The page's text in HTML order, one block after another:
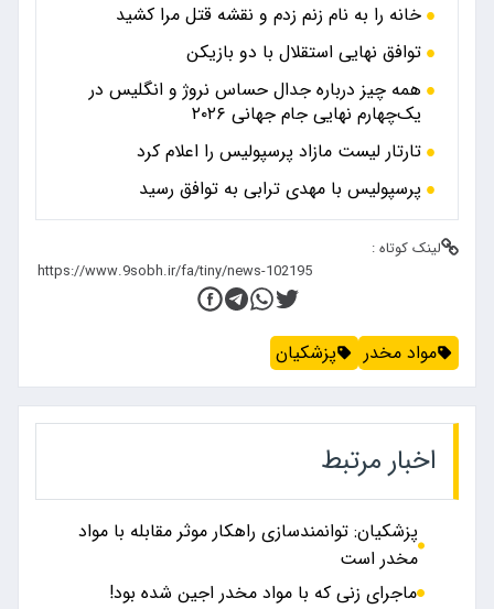
خانه را به نام زنم زدم و نقشه قتل مرا کشید
توافق نهایی استقلال با دو بازیکن
همه چیز درباره جدال حساس نروژ و انگلیس در
یک‌چهارم نهایی جام جهانی ۲۰۲۶
تارتار لیست مازاد پرسپولیس را اعلام کرد
پرسپولیس با مهدی ترابی به توافق رسید
لینک کوتاه :
مواد مخدر پزشکیان
اخبار مرتبط
پزشکیان: توانمندسازی راهکار موثر مقابله با مواد
مخدر است
ماجرای زنی که با مواد مخدر اجین شده بود!